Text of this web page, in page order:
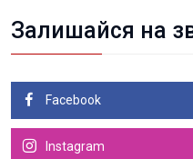
Залишайся на
Facebook
Instagram